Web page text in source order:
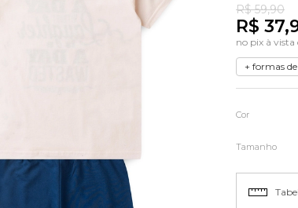
R$ 59,90
R$
no pix à
+ formas
Cor
Tamanho